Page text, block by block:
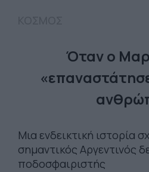
Όταν ο
Μια ενδεικτική ιστορία
σημαντικός Αργεντινός
ποδοσφαιριστής